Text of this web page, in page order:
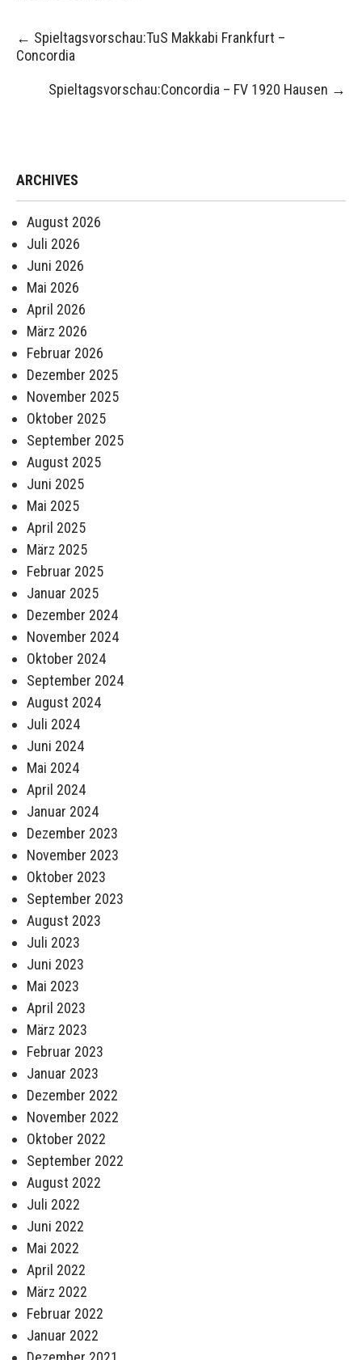
Post
navigation
← Spieltagsvorschau:TuS Makkabi Frankfurt –
Concordia
Spieltagsvorschau:Concordia – FV 1920 Hausen →
ARCHIVES
August 2026
Juli 2026
Juni 2026
Mai 2026
April 2026
März 2026
Februar 2026
Dezember 2025
November 2025
Oktober 2025
September 2025
August 2025
Juni 2025
Mai 2025
April 2025
März 2025
Februar 2025
Januar 2025
Dezember 2024
November 2024
Oktober 2024
September 2024
August 2024
Juli 2024
Juni 2024
Mai 2024
April 2024
Januar 2024
Dezember 2023
November 2023
Oktober 2023
September 2023
August 2023
Juli 2023
Juni 2023
Mai 2023
April 2023
März 2023
Februar 2023
Januar 2023
Dezember 2022
November 2022
Oktober 2022
September 2022
August 2022
Juli 2022
Juni 2022
Mai 2022
April 2022
März 2022
Februar 2022
Januar 2022